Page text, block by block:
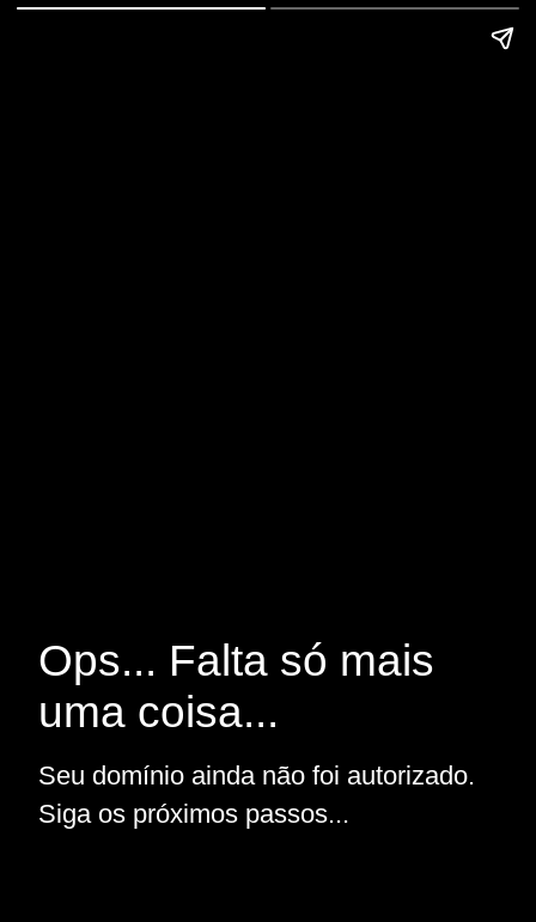
Ops... Falta só mais
uma coisa...
Seu domínio ainda não foi autorizado.
Siga os próximos passos...